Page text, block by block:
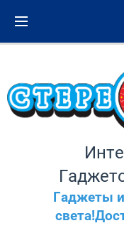
Гаджеты